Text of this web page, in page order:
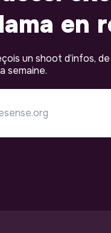
en
un shoot d’infos,
semaine.